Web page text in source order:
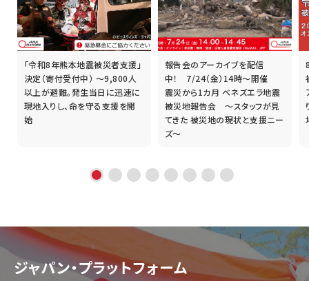
「令和8年熊本地震被災者支援」
決定（寄付受付中） ～9,800人
以上が避難。発生当日に迅速に
現地入りし、命を守る支援を開
始
報告会のアーカイブを配信
中！ 7/24（金）14時～開催
震災から1カ月 ベネズエラ地震
被災地報告会 ～スタッフが見
てきた 被災地の現状と支援ニー
ズ～
ジャパン・プラットフォーム